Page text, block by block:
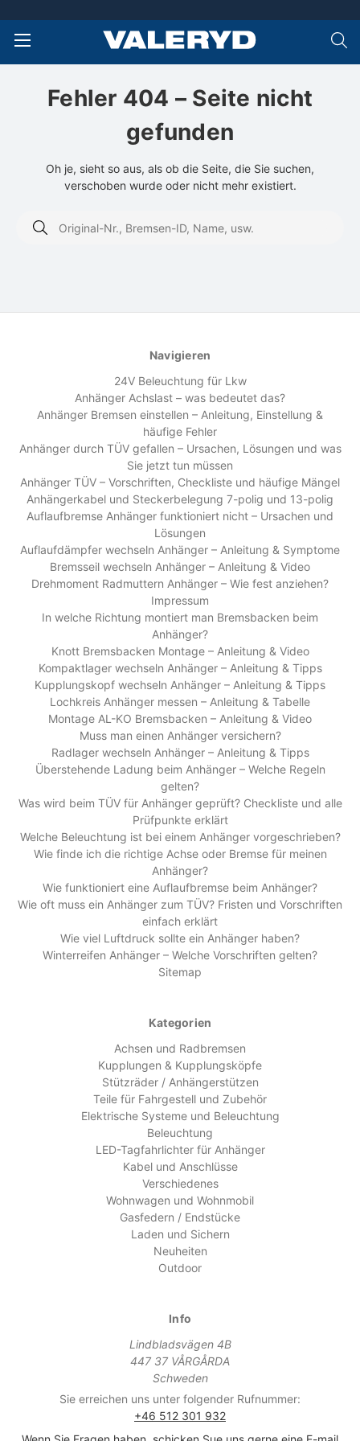
Fehler 404 – Seite nicht
gefunden
Oh je, sieht so aus, als ob die Seite, die Sie suchen,
verschoben wurde oder nicht mehr existiert.
Schlagwort
Navigieren
24V Beleuchtung für Lkw
Anhänger Achslast – was bedeutet das?
Anhänger Bremsen einstellen – Anleitung, Einstellung &
häufige Fehler
Anhänger durch TÜV gefallen – Ursachen, Lösungen und was
Sie jetzt tun müssen
Anhänger TÜV – Vorschriften, Checkliste und häufige Mängel
Anhängerkabel und Steckerbelegung 7-polig und 13-polig
Auflaufbremse Anhänger funktioniert nicht – Ursachen und
Lösungen
Auflaufdämpfer wechseln Anhänger – Anleitung & Symptome
Bremsseil wechseln Anhänger – Anleitung & Video
Drehmoment Radmuttern Anhänger – Wie fest anziehen?
Impressum
In welche Richtung montiert man Bremsbacken beim
Anhänger?
Knott Bremsbacken Montage – Anleitung & Video
Kompaktlager wechseln Anhänger – Anleitung & Tipps
Kupplungskopf wechseln Anhänger – Anleitung & Tipps
Lochkreis Anhänger messen – Anleitung & Tabelle
Montage AL-KO Bremsbacken – Anleitung & Video
Muss man einen Anhänger versichern?
Radlager wechseln Anhänger – Anleitung & Tipps
Überstehende Ladung beim Anhänger – Welche Regeln
gelten?
Was wird beim TÜV für Anhänger geprüft? Checkliste und alle
Prüfpunkte erklärt
Welche Beleuchtung ist bei einem Anhänger vorgeschrieben?
Wie finde ich die richtige Achse oder Bremse für meinen
Anhänger?
Wie funktioniert eine Auflaufbremse beim Anhänger?
Wie oft muss ein Anhänger zum TÜV? Fristen und Vorschriften
einfach erklärt
Wie viel Luftdruck sollte ein Anhänger haben?
Winterreifen Anhänger – Welche Vorschriften gelten?
Sitemap
Kategorien
Achsen und Radbremsen
Kupplungen & Kupplungsköpfe
Stützräder / Anhängerstützen
Teile für Fahrgestell und Zubehör
Elektrische Systeme und Beleuchtung
Beleuchtung
LED-Tagfahrlichter für Anhänger
Kabel und Anschlüsse
Verschiedenes
Wohnwagen und Wohnmobil
Gasfedern / Endstücke
Laden und Sichern
Neuheiten
Outdoor
Info
Lindbladsvägen 4B
447 37 VÅRGÅRDA
Schweden
Sie erreichen uns unter folgender Rufnummer:
+46 512 301 932